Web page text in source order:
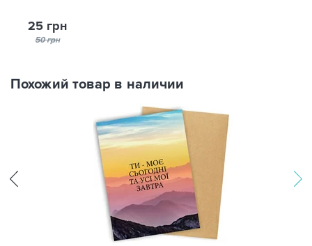
25 грн
50 грн
Похожий товар в наличии